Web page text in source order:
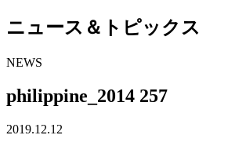
ニュース＆トピックス
NEWS
philippine_2014 257
2019.12.12